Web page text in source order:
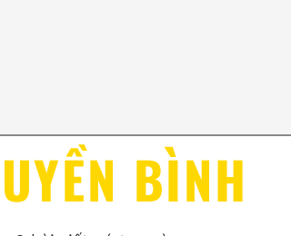
BÌNH